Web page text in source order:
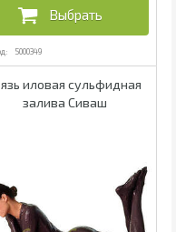
5000349
иловая сульфидная
залива Сиваш